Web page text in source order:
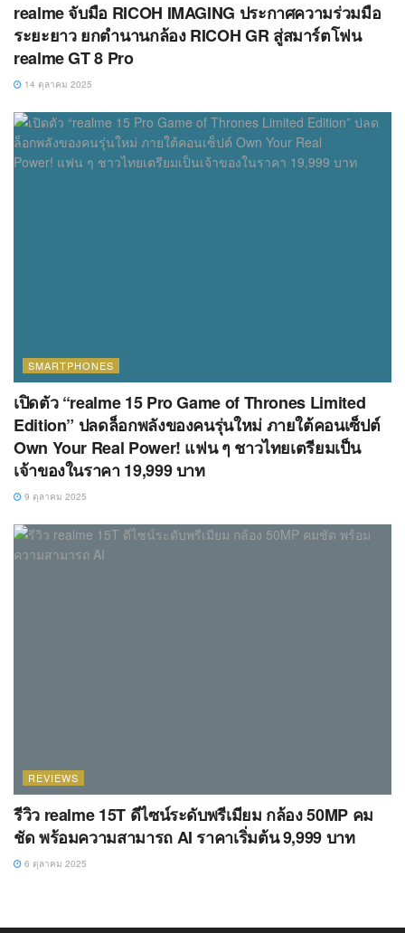
realme จับมือ RICOH IMAGING ประกาศความร่วมมือ
ระยะยาว ยกตำนานกล้อง RICOH GR สู่สมาร์ตโฟน
realme GT 8 Pro
14 ตุลาคม 2025
SMARTPHONES
เปิดตัว “realme 15 Pro Game of Thrones Limited
Edition” ปลดล็อกพลังของคนรุ่นใหม่ ภายใต้คอนเซ็ปต์
Own Your Real Power! แฟน ๆ ชาวไทยเตรียมเป็น
เจ้าของในราคา 19,999 บาท
9 ตุลาคม 2025
REVIEWS
รีวิว realme 15T ดีไซน์ระดับพรีเมียม กล้อง 50MP คม
ชัด พร้อมความสามารถ AI ราคาเริ่มต้น 9,999 บาท
6 ตุลาคม 2025